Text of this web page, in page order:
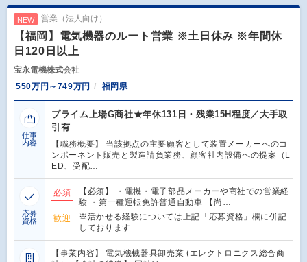
NEW 営業（法人向け）
【福岡】電気機器のルート営業 ※土日休み ※年間休
日120日以上
宝永電機株式会社
550万円～749万円
福岡県
仕事
内容
プライム上場G商社★年休131日・残業15H程度／大手取
引有
【職務概要】 当該拠点の主要顧客として装置メーカーへのコ
ンポーネント販売と製造請負業務、顧客社内設備への提案（L
ED、受配…
応募
資格
必須
【必須】 ・電機・電子部品メーカーや商社での営業経
験 ・第一種運転免許普通自動車 【尚…
歓迎
※活かせる経験については上記「応募資格」欄に併記
しております
【事業内容】 電気機械器具卸売業 (エレクトロニクス総合商